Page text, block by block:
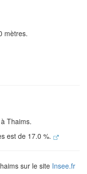
mètres.
Thaims.
est de 17.0 %.
sur le site Insee.fr